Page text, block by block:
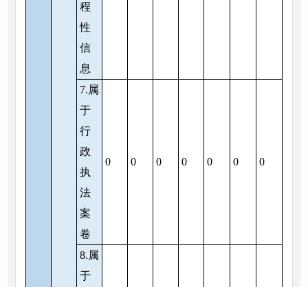
程
性
信
息
7.属
于
行
政
执
法
案
卷
0 0 0 0 0 0 0
8.属
于